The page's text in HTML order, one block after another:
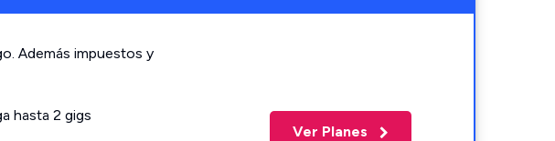
Además impuestos y
hasta 2 gigs
Ver Planes